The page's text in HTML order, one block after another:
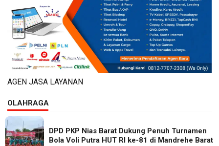
AGEN JASA LAYANAN
OLAHRAGA
DPD PKP Nias Barat Dukung Penuh Turnamen
Bola Voli Putra HUT RI ke-81 di Mandrehe Barat